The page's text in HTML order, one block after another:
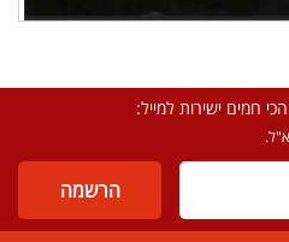
חמים ישירות למייל: